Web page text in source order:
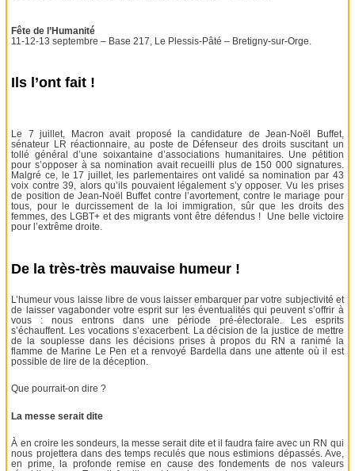
Fête de l’Humanité
11-12-13 septembre – Base 217, Le Plessis-Pâté – Bretigny-sur-Orge.
Ils l’ont fait !
Le 7 juillet, Macron avait proposé la candidature de Jean-Noël Buffet,
sénateur LR réactionnaire, au poste de Défenseur des droits suscitant un
tollé général d’une soixantaine d’associations humanitaires. Une pétition
pour s’opposer à sa nomination avait recueilli plus de 150 000 signatures.
Malgré ce, le 17 juillet, les parlementaires ont validé sa nomination par 43
voix contre 39, alors qu’ils pouvaient légalement s’y opposer. Vu les prises
de position de Jean-Noël Buffet contre l’avortement, contre le mariage pour
tous, pour le durcissement de la loi immigration, sûr que les droits des
femmes, des LGBT+ et des migrants vont être défendus ! Une belle victoire
pour l’extrême droite.
De la très-très mauvaise humeur !
L’humeur vous laisse libre de vous laisser embarquer par votre subjectivité et
de laisser vagabonder votre esprit sur les éventualités qui peuvent s’offrir à
vous : nous entrons dans une période pré-électorale. Les esprits
s’échauffent. Les vocations s’exacerbent. La décision de la justice de mettre
de la souplesse dans les décisions prises à propos du RN a ranimé la
flamme de Marine Le Pen et a renvoyé Bardella dans une attente où il est
possible de lire de la déception.
Que pourrait-on dire ?
La messe serait dite
À en croire les sondeurs, la messe serait dite et il faudra faire avec un RN qui
nous projettera dans des temps reculés que nous estimions dépassés. Ave,
en prime, la profonde remise en cause des fondements de nos valeurs